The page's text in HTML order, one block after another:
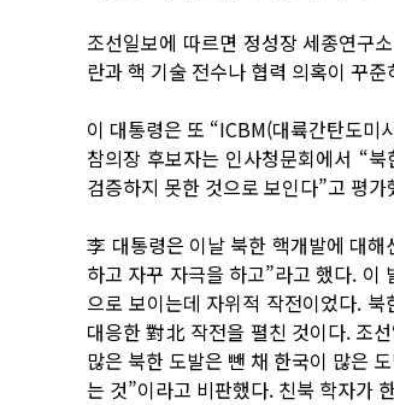
조선일보에 따르면 정성장 세종연구
란과 핵 기술 전수나 협력 의혹이 꾸
이 대통령은 또 “ICBM(대륙간탄도미
참의장 후보자는 인사청문회에서 “
검증하지 못한 것으로 보인다”고 평가
李 대통령은 이날 북한 핵개발에 대
하고 자꾸 자극을 하고”라고 했다. 이
으로 보이는데 자위적 작전이었다.
대응한 對北 작전을 펼친 것이다. 조
많은 북한 도발은 뺀 채 한국이 많은
는 것”이라고 비판했다. 친북 학자가